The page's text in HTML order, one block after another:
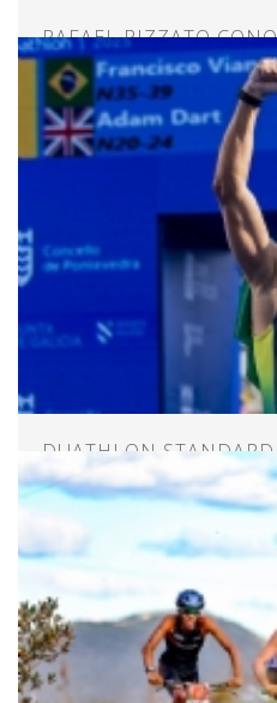
RAFAEL RIZZATO
ABERTURA DO
DUATHLON STANDARD
ESPANHA